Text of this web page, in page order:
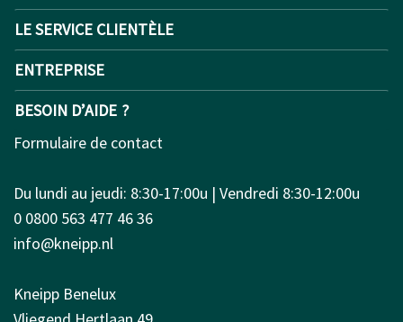
LE SERVICE CLIENTÈLE
ENTREPRISE
BESOIN D’AIDE ?
Formulaire de contact
Du lundi au jeudi: 8:30-17:00u | Vendredi 8:30-12:00u
0 0800 563 477 46 36
info@kneipp.nl
Kneipp Benelux